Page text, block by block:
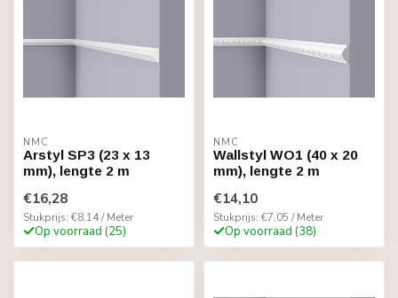
NMC
Arstyl SP3 (23 x 13
mm), lengte 2 m
€16,28
Stukprijs: €8,14 / Meter
Op voorraad (25)
NMC
Wallstyl WO1 (40 x 20
mm), lengte 2 m
€14,10
Stukprijs: €7,05 / Meter
Op voorraad (38)